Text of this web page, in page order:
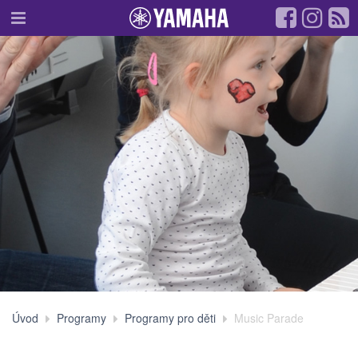
Úvod Programy Programy pro děti Music Parade